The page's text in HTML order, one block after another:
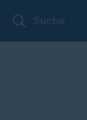
Suche